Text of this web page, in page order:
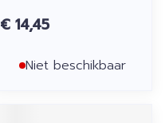
€ 14,45
Niet beschikbaar